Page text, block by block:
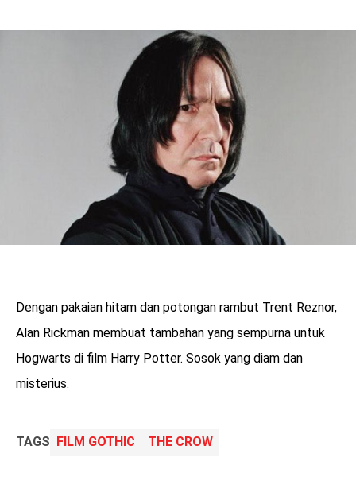
Dengan pakaian hitam dan potongan rambut Trent Reznor,
Alan Rickman membuat tambahan yang sempurna untuk
Hogwarts di film Harry Potter. Sosok yang diam dan
misterius.
TAGS FILM GOTHIC THE CROW